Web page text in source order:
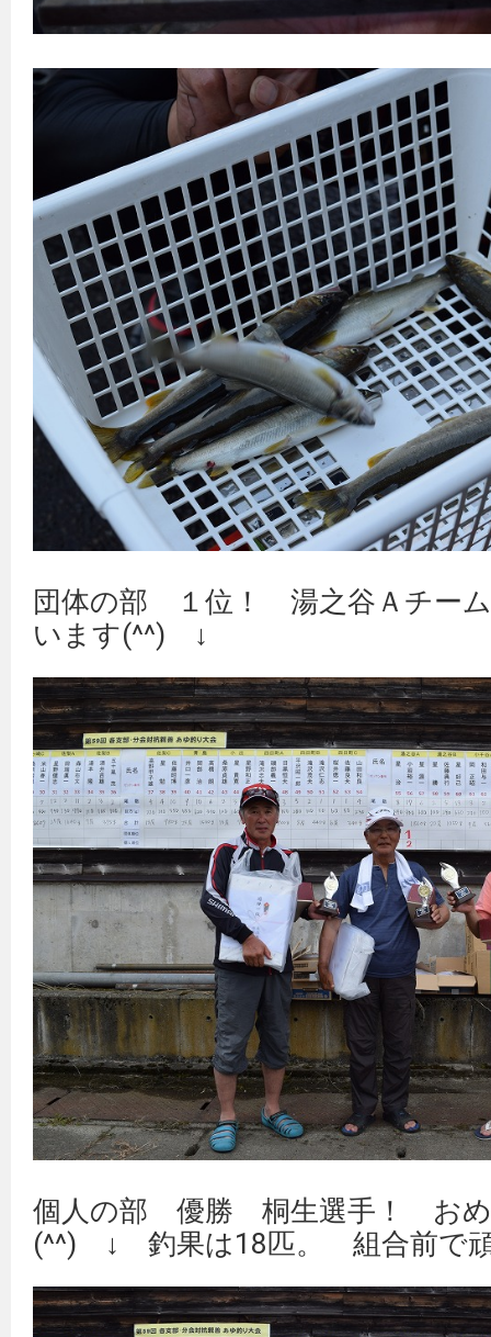
団体の部 １位！ 湯之谷Ａチー
います(^^) ↓
個人の部 優勝 桐生選手！ おめ
(^^) ↓ 釣果は18匹。 組合前で頑